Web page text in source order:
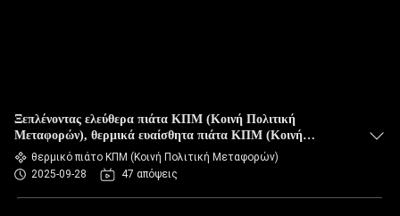
Ξεπλένοντας ελεύθερα πιάτα ΚΠΜ (Κοινή Πολιτική
Μεταφορών), θερμικά ευαίσθητα πιάτα ΚΠΜ (Κοινή
Πολιτική Μεταφορών), αντισταθμισμένα πιάτα ΚΠΜ (Κοινή
Πολιτική Μεταφορών)
θερμικό πιάτο ΚΠΜ (Κοινή Πολιτική Μεταφορών)
2025-09-28
47 απόψεις